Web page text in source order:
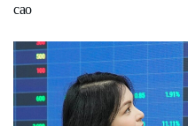
cao